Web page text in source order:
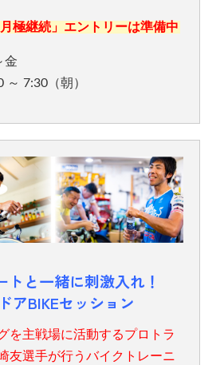
極継続」エントリーは準備中
金
7:30（朝）
トと一緒に刺激入れ！
アBIKEセッション
を主戦場に活動するプロトラ
友選手が行うバイクトレーニ